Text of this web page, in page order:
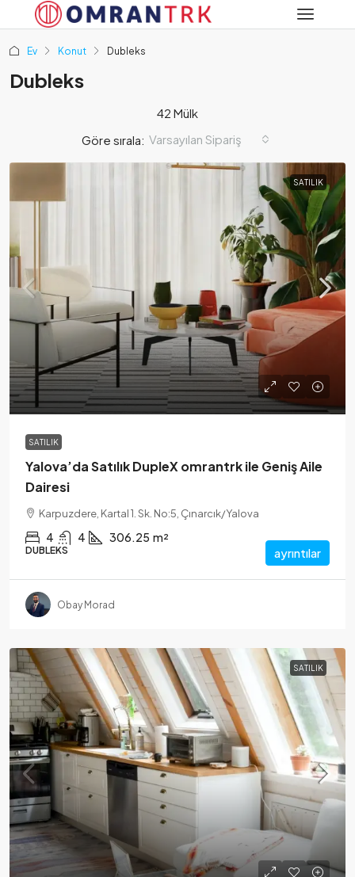
Ev Konut Dubleks
Dubleks
42 Mülk
Göre sırala: Varsayılan Sipariş
SATILIK
SATILIK
Yalova’da Satılık DupleX omrantrk ile Geniş Aile
Dairesi
Karpuzdere, Kartal 1. Sk. No:5, Çınarcık/Yalova
4 4 306.25 m²
DUBLEKS ayrıntılar
Obay Morad
SATILIK